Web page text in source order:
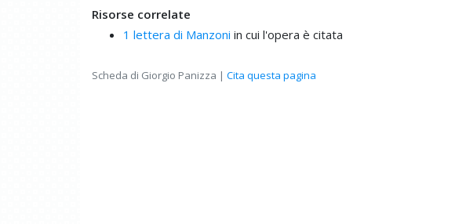
Risorse correlate
1 lettera di Manzoni in cui l'opera è citata
Scheda di Giorgio Panizza | Cita questa pagina